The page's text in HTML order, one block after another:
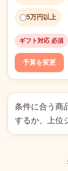
5万円以上
ギフト対応 必須
予算を変更
条件に合う商
するか、上位